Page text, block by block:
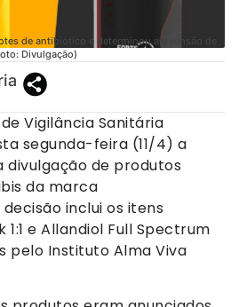
de antibiótico e determinou apreensão de
Divulgação)
Vigilância Sanitária
segunda-feira (11/4) a
divulgação de produtos
da marca
inclui os itens
e Allandiol Full Spectrum
pelo Instituto Alma Viva